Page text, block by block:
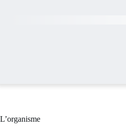
L’organisme